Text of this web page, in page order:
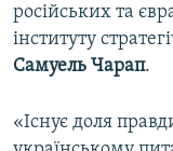
російських та
інституту
Самуель Чарап.
«Існує доля